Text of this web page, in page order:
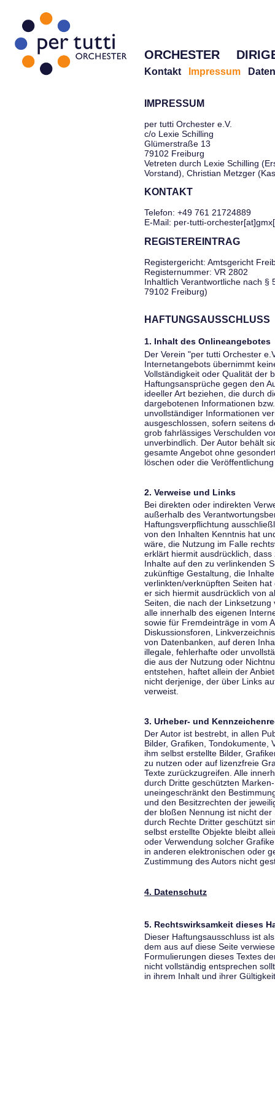
ORCHESTER
Kontakt Impressum
IMPRESSUM
per tutti Orchester e.V.
c/o Lexie Schilling
Glümerstraße 13
79102 Freiburg
Vetreten durch Lexie Schilling
Vorstand), Christian Metzger
KONTAKT
Telefon: +49 761 21724889
E-Mail: per-tutti-
REGISTEREINTRAG
Registergericht: Amtsgericht
Registernummer: VR 2802
Inhaltlich Verantwortliche nach §
79102 Freiburg)
HAFTUNGSAUSSCHLUSS
1. Inhalt des Onlineangebotes
Der Verein "per tutti Orchester
Internetangebots übernimmt
Vollständigkeit oder Qualität der
Haftungsansprüche gegen den
ideeller Art beziehen, die durch
dargebotenen Informationen
unvollständiger Informationen
ausgeschlossen, sofern seitens
grob fahrlässiges Verschulden
unverbindlich. Der Autor behält
gesamte Angebot ohne
löschen oder die
2. Verweise und Links
Bei direkten oder indirekten
außerhalb des
Haftungsverpflichtung
von den Inhalten Kenntnis hat
wäre, die Nutzung im Falle
erklärt hiermit ausdrücklich,
Inhalte auf den zu verlinkenden
zukünftige Gestaltung, die
verlinkten/verknüpften Seiten
er sich hiermit ausdrücklich von
Seiten, die nach der
alle innerhalb des eigenen
sowie für Fremdeinträge in vom
Diskussionsforen,
von Datenbanken, auf deren
illegale, fehlerhafte oder
die aus der Nutzung oder
entstehen, haftet allein der
nicht derjenige, der über Links
verweist.
3. Urheber- und
Der Autor ist bestrebt, in allen
Bilder, Grafiken, Tondokumente,
ihm selbst erstellte Bilder,
zu nutzen oder auf lizenzfreie
Texte zurückzugreifen. Alle
durch Dritte geschützten
uneingeschränkt den
und den Besitzrechten der
der bloßen Nennung ist nicht
durch Rechte Dritter geschützt
selbst erstellte Objekte bleibt
oder Verwendung solcher
in anderen elektronischen oder
Zustimmung des Autors nicht
4. Datenschutz
5. Rechtswirksamkeit dieses
Dieser Haftungsausschluss ist
dem aus auf diese Seite
Formulierungen dieses Textes
nicht vollständig entsprechen
in ihrem Inhalt und ihrer